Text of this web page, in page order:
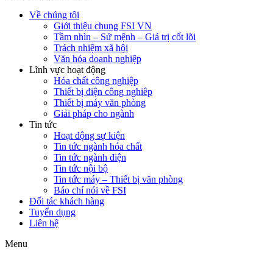
Về chúng tôi
Giới thiệu chung FSI VN
Tầm nhìn – Sứ mệnh – Giá trị cốt lõi
Trách nhiệm xã hội
Văn hóa doanh nghiệp
Lĩnh vực hoạt động
Hóa chất công nghiệp
Thiết bị điện công nghiêp
Thiết bị máy văn phòng
Giải pháp cho ngành
Tin tức
Hoạt động sự kiện
Tin tức ngành hóa chất
Tin tức ngành điện
Tin tức nội bộ
Tin tức máy – Thiết bị văn phòng
Báo chí nói về FSI
Đối tác khách hàng
Tuyển dụng
Liên hệ
Menu